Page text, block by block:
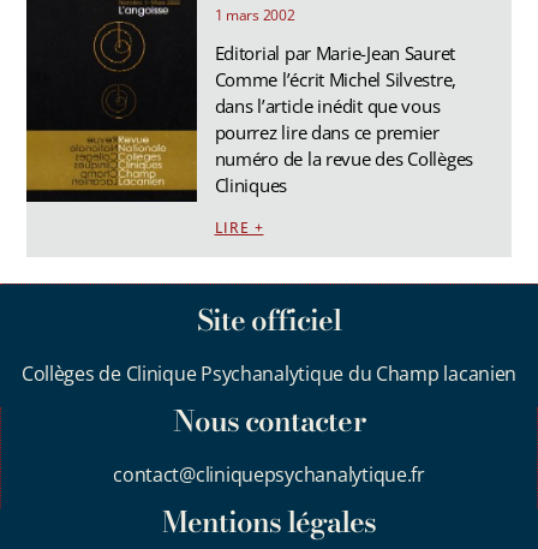
1 mars 2002
Editorial par Marie-Jean Sauret
Comme l’écrit Michel Silvestre,
dans l’article inédit que vous
pourrez lire dans ce premier
numéro de la revue des Collèges
Cliniques
LIRE +
Site officiel
Collèges de Clinique Psychanalytique du Champ lacanien
Nous contacter
contact@cliniquepsychanalytique.fr
Mentions légales